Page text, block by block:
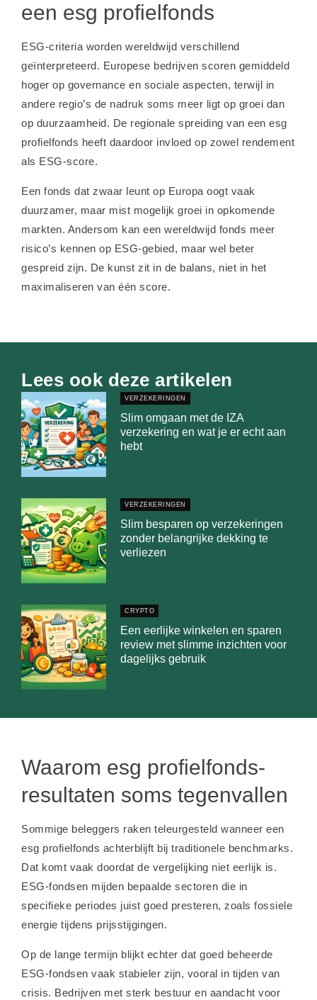
een esg profielfonds
ESG-criteria worden wereldwijd verschillend
geïnterpreteerd. Europese bedrijven scoren gemiddeld
hoger op governance en sociale aspecten, terwijl in
andere regio’s de nadruk soms meer ligt op groei dan
op duurzaamheid. De regionale spreiding van een esg
profielfonds heeft daardoor invloed op zowel rendement
als ESG-score.
Een fonds dat zwaar leunt op Europa oogt vaak
duurzamer, maar mist mogelijk groei in opkomende
markten. Andersom kan een wereldwijd fonds meer
risico’s kennen op ESG-gebied, maar wel beter
gespreid zijn. De kunst zit in de balans, niet in het
maximaliseren van één score.
Lees ook deze artikelen
VERZEKERINGEN
Slim omgaan met de IZA
verzekering en wat je er echt aan
hebt
VERZEKERINGEN
Slim besparen op verzekeringen
zonder belangrijke dekking te
verliezen
CRYPTO
Een eerlijke winkelen en sparen
review met slimme inzichten voor
dagelijks gebruik
Waarom esg profielfonds-
resultaten soms tegenvallen
Sommige beleggers raken teleurgesteld wanneer een
esg profielfonds achterblijft bij traditionele benchmarks.
Dat komt vaak doordat de vergelijking niet eerlijk is.
ESG-fondsen mijden bepaalde sectoren die in
specifieke periodes juist goed presteren, zoals fossiele
energie tijdens prijsstijgingen.
Op de lange termijn blijkt echter dat goed beheerde
ESG-fondsen vaak stabieler zijn, vooral in tijden van
crisis. Bedrijven met sterk bestuur en aandacht voor